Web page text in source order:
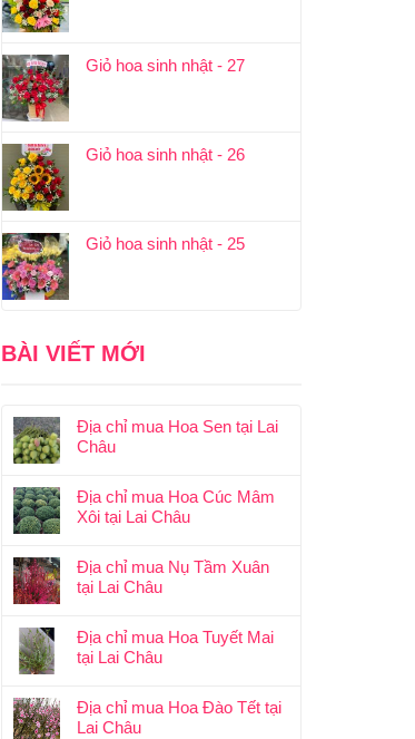
Giỏ hoa sinh nhật - 27
Giỏ hoa sinh nhật - 26
Giỏ hoa sinh nhật - 25
BÀI VIẾT MỚI
Địa chỉ mua Hoa Sen tại Lai
Châu
Địa chỉ mua Hoa Cúc Mâm
Xôi tại Lai Châu
Địa chỉ mua Nụ Tầm Xuân
tại Lai Châu
Địa chỉ mua Hoa Tuyết Mai
tại Lai Châu
Địa chỉ mua Hoa Đào Tết tại
Lai Châu